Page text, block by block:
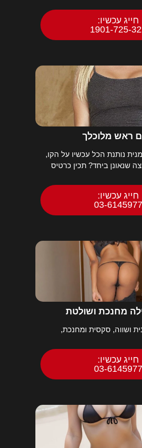
חייג עכשיו:
1901-725-
ראש מלוכלך
נותנת הכל עכשיו על הקו,
שנאונן ביחד? תכין כרטיס
חייג עכשיו:
03-6145977
מחנכת ושולטת
ושווה, סקסית ומחנכת,
חייג עכשיו:
03-6145977